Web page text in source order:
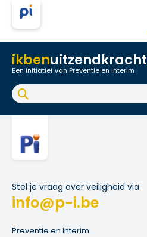
ikbenuitzendkracht
Een initiatief van Preventie en Interim
Onthaal
Werkpostfiche
Arbeidsongeval
FAQ
Stel je vraag over veiligheid via
info@p-i.be
Preventie en Interim